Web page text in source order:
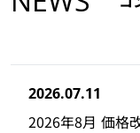
2026.07.11
2026年8月 価格